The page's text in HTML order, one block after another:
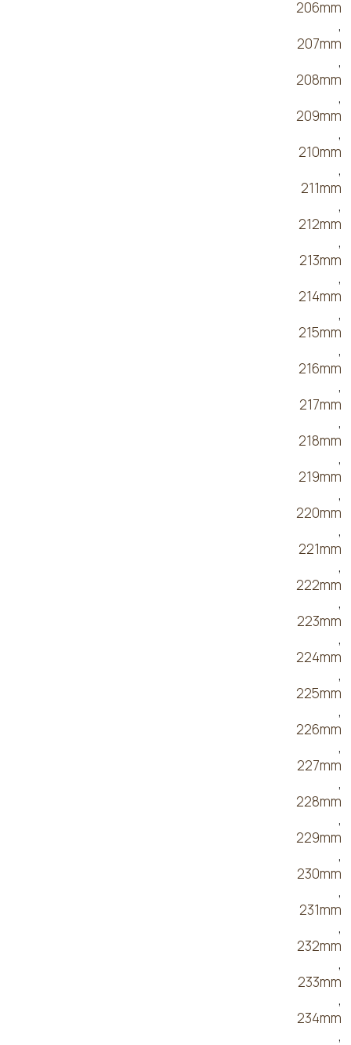
206mm
,
207mm
,
208mm
,
209mm
,
210mm
,
211mm
,
212mm
,
213mm
,
214mm
,
215mm
,
216mm
,
217mm
,
218mm
,
219mm
,
220mm
,
221mm
,
222mm
,
223mm
,
224mm
,
225mm
,
226mm
,
227mm
,
228mm
,
229mm
,
230mm
,
231mm
,
232mm
,
233mm
,
234mm
,